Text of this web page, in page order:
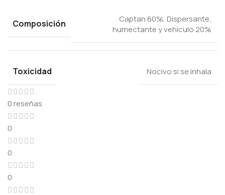
Composición
Captan 80%, Dispersante,
humectante y vehículo 20%
Toxicidad Nocivo si se inhala
0 reseñas
0
0
0